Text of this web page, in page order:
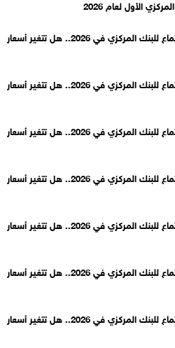
الأول لعام 2026
موعد أول اجتماع للبنك المركزي في 2026.. هل تتغير أسعار
موعد أول اجتماع للبنك المركزي في 2026.. هل تتغير أسعار
موعد أول اجتماع للبنك المركزي في 2026.. هل تتغير أسعار
موعد أول اجتماع للبنك المركزي في 2026.. هل تتغير أسعار
موعد أول اجتماع للبنك المركزي في 2026.. هل تتغير أسعار
موعد أول اجتماع للبنك المركزي في 2026.. هل تتغير أسعار
موعد أول اجتماع للبنك المركزي في 2026.. هل تتغير أسعار